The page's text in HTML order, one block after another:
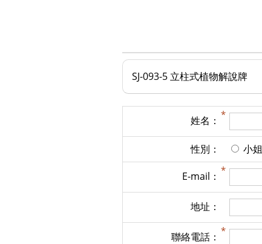
​SJ-093-5 立柱式植物解說牌
姓名：
性別： 小姐
E-mail：
地址：
聯絡電話：